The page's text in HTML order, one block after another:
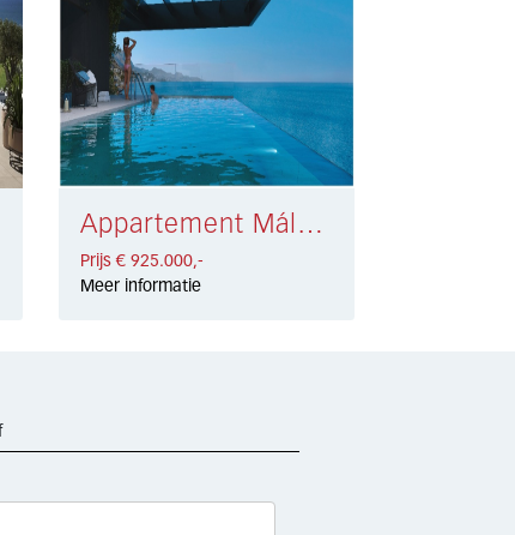
Appartement Málaga Centro € 925.000,-
Prijs € 925.000,-
Meer informatie